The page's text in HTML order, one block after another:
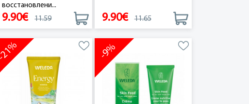
восстановлени...
9.90€ 11.59 9.90€ 11.65
-21% -9%